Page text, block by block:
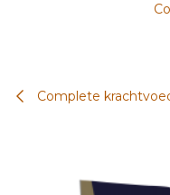
Complete